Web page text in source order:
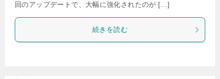
回のアップデートで、大幅に強化されたのが […]
続きを読む